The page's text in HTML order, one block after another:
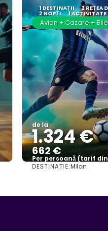
1 DESTINAŢII 2 REȚEA
2 NOPȚI 1 ACTIVITATE
Avion + Cazare +
de la
1.324 €
662 €
Per persoană (tarif
Vezi mai
DESTINAȚIE:Milan